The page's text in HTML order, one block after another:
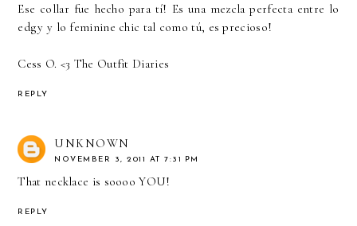
Ese collar fue hecho para tí! Es una mezcla perfecta entre lo
edgy y lo feminine chic tal como tú, es precioso!
Cess O. <3 The Outfit Diaries
REPLY
UNKNOWN
NOVEMBER 3, 2011 AT 7:31 PM
That necklace is soooo YOU!
REPLY